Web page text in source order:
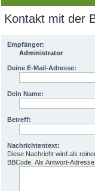
Kontakt mit der
Empfänger:
Administrator
Deine E-Mail-Adresse:
Dein Name:
Betreff:
Nachrichtentext:
Diese Nachricht wird als
BBCode. Als Antwort-